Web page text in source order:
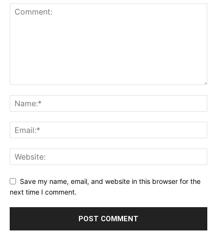
Save my name, email, and website in this browser for the
next time I comment.